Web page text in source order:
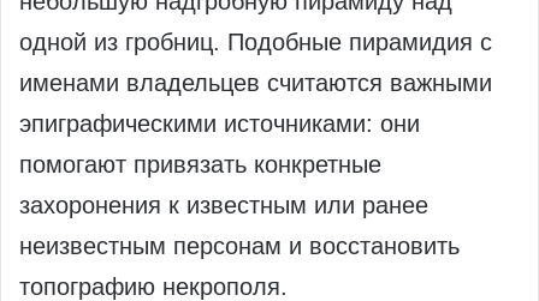
одной из гробниц. Подобные пирамидия с
именами владельцев считаются важными
эпиграфическими источниками: они
помогают привязать конкретные
захоронения к известным или ранее
неизвестным персонам и восстановить
топографию некрополя.